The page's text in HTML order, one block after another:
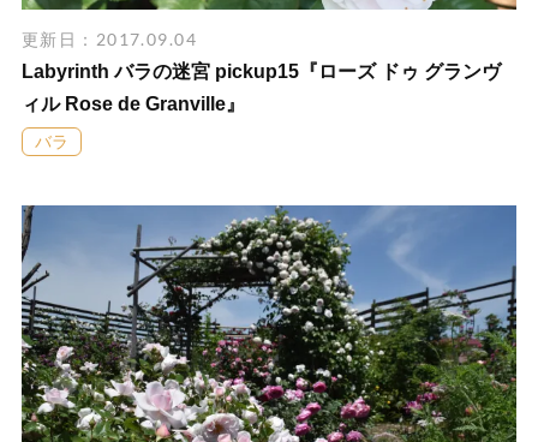
更新日：2017.09.04
Labyrinth バラの迷宮 pickup15『ローズ ドゥ グランヴ
ィル Rose de Granville』
バラ